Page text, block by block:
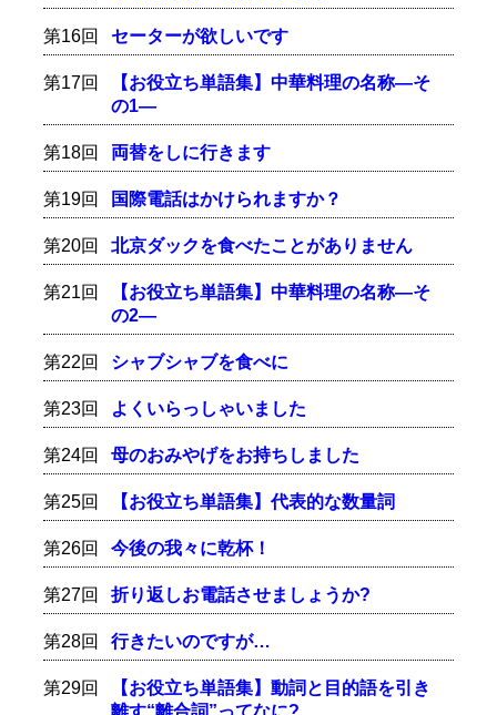
第16回 セーターが欲しいです
第17回
【お役立ち単語集】中華料理の名称―そ
の1―
第18回 両替をしに行きます
第19回 国際電話はかけられますか？
第20回 北京ダックを食べたことがありません
第21回
【お役立ち単語集】中華料理の名称―そ
の2―
第22回 シャブシャブを食べに
第23回 よくいらっしゃいました
第24回 母のおみやげをお持ちしました
第25回 【お役立ち単語集】代表的な数量詞
第26回 今後の我々に乾杯！
第27回 折り返しお電話させましょうか?
第28回 行きたいのですが…
第29回
【お役立ち単語集】動詞と目的語を引き
離す“離合詞”ってなに?